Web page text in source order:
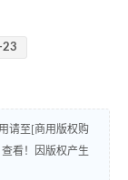
23
请至[商用版权购
看！因版权产生